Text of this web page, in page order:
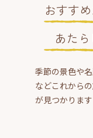
おすす
あた
季節の景色や
などこれから
が見つかりま